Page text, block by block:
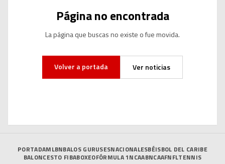
Página no encontrada
La página que buscas no existe o fue movida.
Volver a portada Ver noticias
PORTADAMLBNBALOS GURUSESNACIONALESBÉISBOL DEL CARIBE
BALONCESTO FIBABOXEOFÓRMULA 1NCAABNCAAFNFLTENNIS